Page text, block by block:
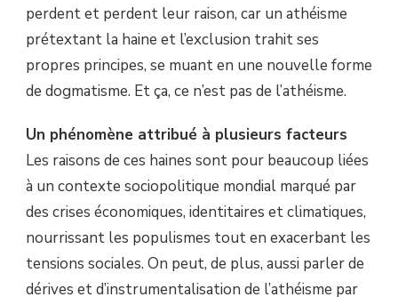
perdent et perdent leur raison, car un athéisme
prétextant la haine et l’exclusion trahit ses
propres principes, se muant en une nouvelle forme
de dogmatisme. Et ça, ce n’est pas de l’athéisme.
Un phénomène attribué à plusieurs facteurs
Les raisons de ces haines sont pour beaucoup liées
à un contexte sociopolitique mondial marqué par
des crises économiques, identitaires et climatiques,
nourrissant les populismes tout en exacerbant les
tensions sociales. On peut, de plus, aussi parler de
dérives et d’instrumentalisation de l’athéisme par